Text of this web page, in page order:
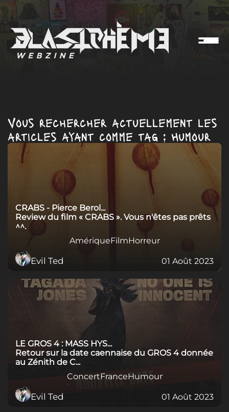
Vous rechercher actuellement les
articles ayant comme tag : Humour
CRABS - Pierce Berol...
Review du film « CRABS ». Vous n'êtes pas prêts
^^.
AmériqueFilmHorreur
Evil Ted 01 Août 2023
LE GROS 4 : MASS HYS...
Retour sur la date caennaise du GROS 4 donnée
au Zénith de C...
ConcertFranceHumour
Evil Ted 01 Août 2023